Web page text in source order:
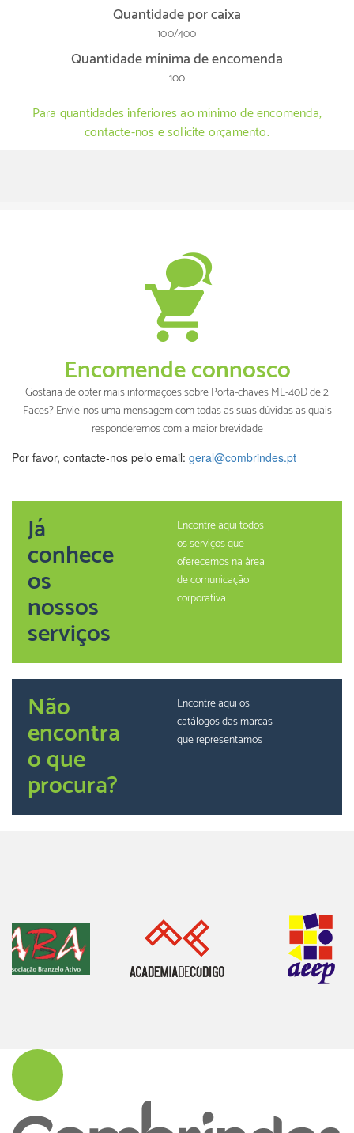
Quantidade por caixa
100/400
Quantidade mínima de encomenda
100
Para quantidades inferiores ao mínimo de encomenda,
contacte-nos e solicite orçamento.
Encomende connosco
Gostaria de obter mais informações sobre Porta-chaves ML-40D de 2
Faces? Envie-nos uma mensagem com todas as suas dúvidas as quais
responderemos com a maior brevidade
Por favor, contacte-nos pelo email: geral@combrindes.pt
Já
conhece
os
nossos
serviços
Encontre aqui todos
os serviços que
oferecemos na àrea
de comunicação
corporativa
Não
encontra
o que
procura?
Encontre aqui os
catálogos das marcas
que representamos